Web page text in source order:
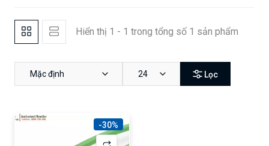
Hiển thị 1 - 1 trong tổng số 1 sản phẩm
Mặc định 24 Lọc
-30%